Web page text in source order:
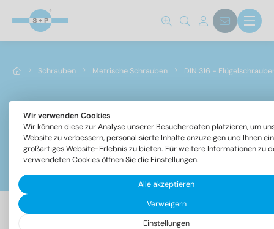
Schrauben Metrische Schrauben DIN 316 -
DIN 316 - Flügelschrauben, deutsche Form
Filter
Wir verwenden Cookies
Wir können diese zur Analyse unserer Besucherdaten platzieren, um
Website zu verbessern, personalisierte Inhalte anzuzeigen und Ihnen ein
großartiges Website-Erlebnis zu bieten. Für weitere Informationen zu
verwendeten Cookies öffnen Sie die Einstellungen.
Alle akzeptieren
Verweigern
Einstellungen